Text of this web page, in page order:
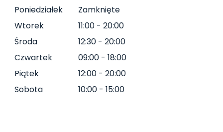
Poniedziałek
Zamknięte
Wtorek
11:00 - 20:00
Środa
12:30 - 20:00
Czwartek
09:00 - 18:00
Piątek
12:00 - 20:00
Sobota
10:00 - 15:00